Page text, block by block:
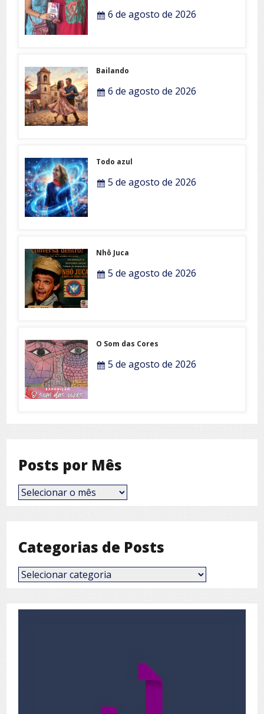
6 de agosto de 2026
Bailando
6 de agosto de 2026
Todo azul
5 de agosto de 2026
Nhô Juca
5 de agosto de 2026
O Som das Cores
5 de agosto de 2026
Posts por Mês
Posts
por
Categorias de Posts
Categorias
de